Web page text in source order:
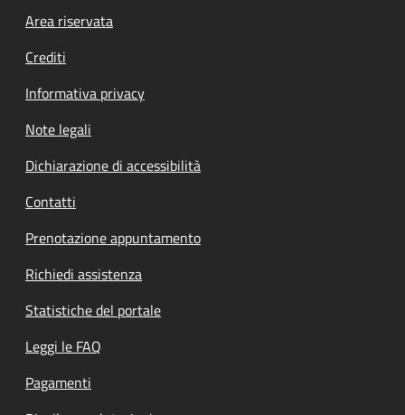
Footer menu
Area riservata
Crediti
Informativa privacy
Note legali
Dichiarazione di accessibilità
Contatti
Prenotazione appuntamento
Richiedi assistenza
Statistiche del portale
Leggi le FAQ
Pagamenti